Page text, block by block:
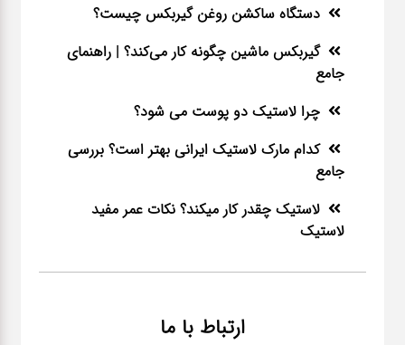
دستگاه ساکشن روغن گیربکس چیست؟
گیربکس ماشین چگونه کار می‌کند؟ | راهنمای
جامع
چرا لاستیک دو پوست می شود؟
کدام مارک لاستیک ایرانی بهتر است؟ بررسی
جامع
لاستیک چقدر کار میکند؟ نکات عمر مفید
لاستیک
ارتباط با ما